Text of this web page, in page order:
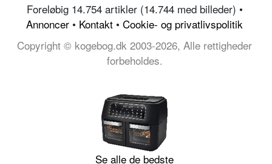
Foreløbig 14.754 artikler (14.744 med billeder) •
Annoncer • Kontakt • Cookie- og privatlivspolitik
Copyright © kogebog.dk 2003-2026, Alle rettigheder
forbeholdes.
Se alle de bedste